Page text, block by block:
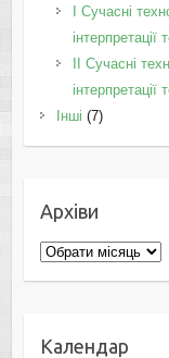
I Cучасні
інтерпретації
II Cучасні
інтерпретації
Інші (7)
Архіви
Архіви
Календар